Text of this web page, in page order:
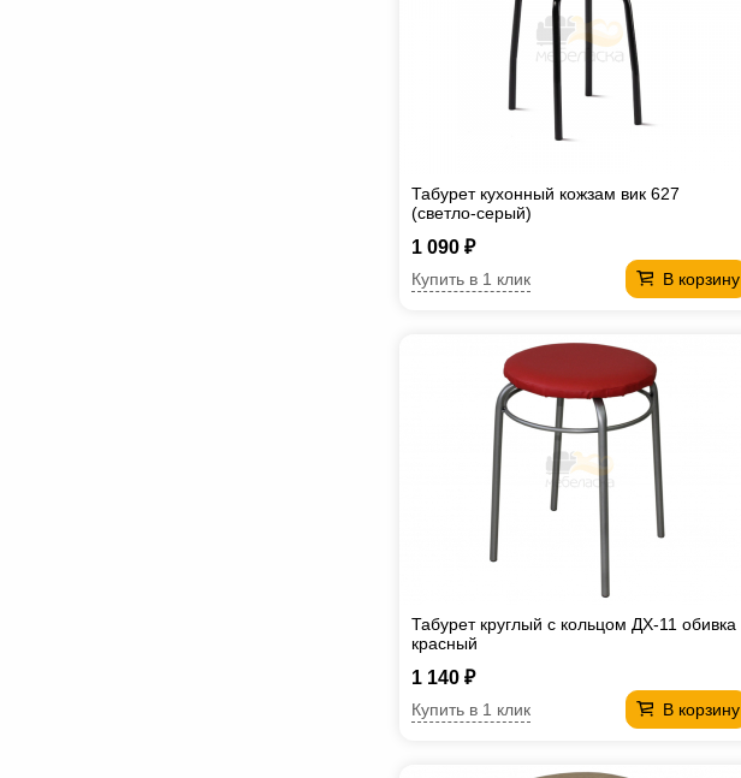
Табурет кухонный кожзам вик 627
(светло-серый)
1 090 ₽
В корзину
Купить в 1 клик
Табурет круглый с кольцом ДХ-11 обивка
красный
1 140 ₽
В корзину
Купить в 1 клик